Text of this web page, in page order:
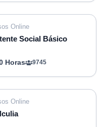
Online
Social Básico
Horas 9745
Online